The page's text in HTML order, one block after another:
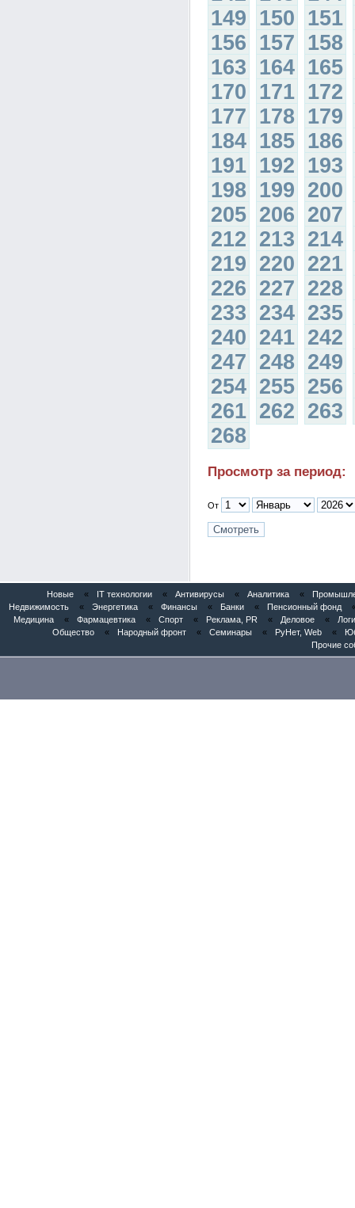
149 150 151
156 157 158
163 164 165
170 171 172
177 178 179
184 185 186
191 192 193
198 199 200
205 206 207
212 213 214
219 220 221
226 227 228
233 234 235
240 241 242
247 248 249
254 255 256
261 262 263
268
Просмотр за период:
От
Новые « IT технологии « Антивирусы « Аналитика «
Недвижимость
« Энергетика « Финансы « Банки « Пенсионный фонд
Медицина
« Фармацевтика « Спорт « Реклама, PR « Деловое «
Общество
« Народный фронт « Семинары « РуНет, Web «
Прочие